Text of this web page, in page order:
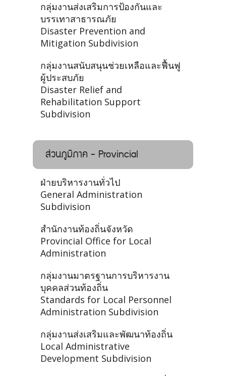
กลุ่มงานส่งเสริมการป้องกันและ
บรรเทาสาธารณภัย
Disaster Prevention and
Mitigation Subdivision
กลุ่มงานสนับสนุนช่วยเหลือและฟื้นฟู
ผู้ประสบภัย
Disaster Relief and
Rehabilitation Support
Subdivision
ส่วนภูมิภาค - Provincial
ฝ่ายบริหารงานทั่วไป
General Administration
Subdivision
สำนักงานท้องถิ่นจังหวัด
Provincial Office for Local
Administration
กลุ่มงานมาตรฐานการบริหารงาน
บุคคลส่วนท้องถิ่น
Standards for Local Personnel
Administration Subdivision
กลุ่มงานส่งเสริมและพัฒนาท้องถิ่น
Local Administrative
Development Subdivision